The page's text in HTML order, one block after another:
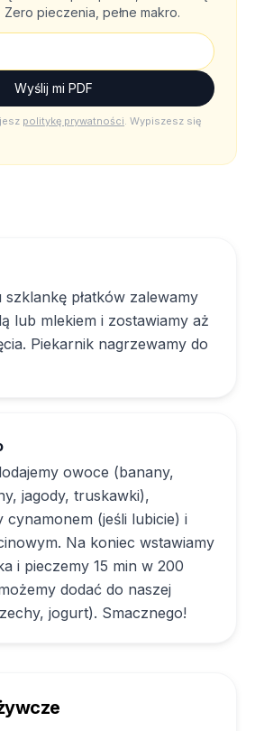
pieczenia, pełne makro.
Wyślij mi PDF
politykę prywatności. Wypiszesz się
płatków zalewamy
lub mlekiem i zostawiamy aż
Piekarnik nagrzewamy do
owoce (banany,
jagody, truskawki),
cynamonem (jeśli lubicie) i
Na koniec wstawiamy
i pieczemy 15 min w 200
dodać do naszej
jogurt). Smacznego!